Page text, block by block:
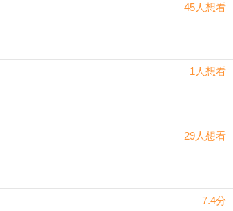
45人想看
1人想看
29人想看
7.4分